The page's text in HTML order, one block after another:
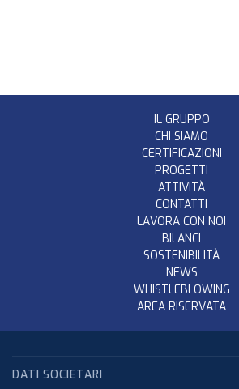
IL GRUPPO
CHI SIAMO
CERTIFICAZIONI
PROGETTI
ATTIVITÀ
CONTATTI
LAVORA CON NOI
BILANCI
SOSTENIBILITÀ
NEWS
WHISTLEBLOWING
AREA RISERVATA
DATI SOCIETARI